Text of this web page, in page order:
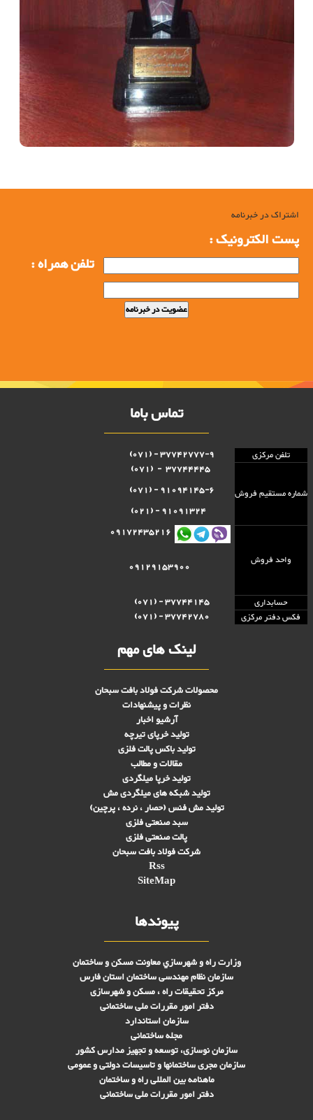
اشتراک در خبرنامه
پست الکترونیک :
تلفن همراه :
تماس باما
تلفن مرکزی 37742777-9 - (071)
شماره مستقيم فروش
91094145-6 - (071)
واحد فروش
09172435216
حسابداری
37744145 - (071)
فکس دفتر مرکزی
37742780 - (071)
لینک های مهم
محصولات شرکت فولاد بافت سبحان
نظرات و پیشنهادات
آرشیو اخبار
تولید خرپای تیرچه
تولید باکس پالت فلزی
مقالات و مطالب
تولید خرپا میلگردی
تولید شبکه های ميلگردی مش
تولید مش فنس (حصار ، نرده ، پرچین)
سبد صنعتی فلزی
پالت صنعتی فلزی
شرکت فولاد بافت سبحان
Rss
SiteMap
پیوندها
وزارت راه و شهرسازي معاونت مسکن و ساختمان
سازمان نظام مهندسی ساختمان استان فارس
مرکز تحقیقات راه ، مسکن و شهرسازی
دفتر امور مقررات ملی ساختمانی
سازمان استاندارد
مجله ساختمانی
سازمان نوسازی، توسعه و تجهیز مدارس کشور
سازمان مجری ساختمانها و تاسيسات دولتی و عمومی
ماهنامه بین المللی راه و ساختمان
دفتر امور مقررات ملی ساختمانی